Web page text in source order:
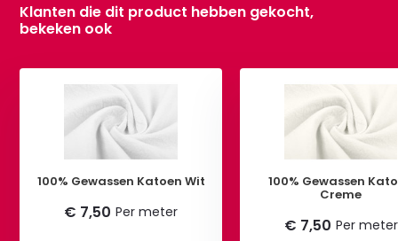
Klanten die dit product hebben gekocht,
bekeken ook
100% Gewassen Katoen Wit
€ 7,50 Per meter
100% Gewassen
Creme
€ 7,50 Per meter